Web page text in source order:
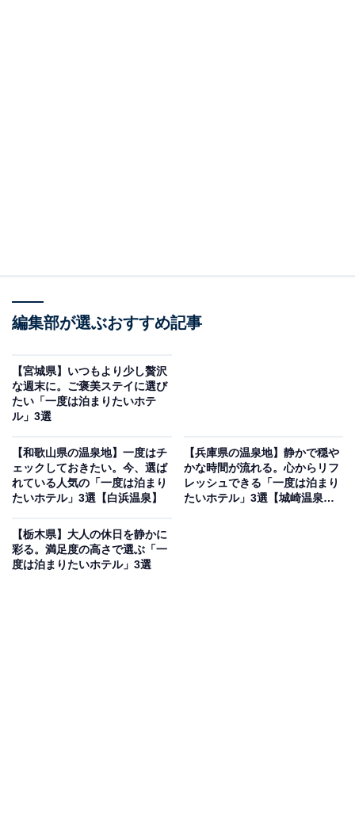
より）
「中禅寺温泉 旅籠なごみ」は、神秘の湖が織りなす自然
のいぶきに癒される中禅寺湖の湖畔に佇む温泉宿です。
すべての客室がレイクビューとなっており、全室にアメ
リカの高級ベッドメーカー「シモンズ」社のベッドを採
用。温泉は100％源泉かけ流しのにごり湯を露天風呂や
編集部が選ぶおすすめ記事
【宮城県】いつもより少し贅沢
な週末に。ご褒美ステイに選び
たい「一度は泊まりたいホテ
ル」3選
【和歌山県の温泉地】一度はチ
ェックしておきたい。今、選ば
れている人気の「一度は泊まり
たいホテル」3選【白浜温泉】
【兵庫県の温泉地】静かで穏や
かな時間が流れる。心からリフ
レッシュできる「一度は泊まり
たいホテル」3選【城崎温泉・
【栃木県】大人の休日を静かに
彩る。満足度の高さで選ぶ「一
度は泊まりたいホテル」3選